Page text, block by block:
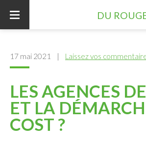
DU
ACCUEIL
CONTRIBUTIONS
INTERVENTION
17 mai 2021 | Laissez vos
LES AGENCES
ET LA
COST ?